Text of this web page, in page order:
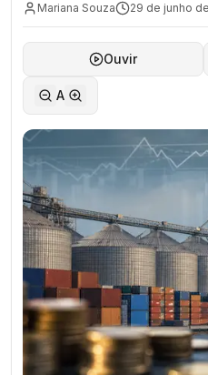
Mariana Souza 29 de junho
Ouvir
A